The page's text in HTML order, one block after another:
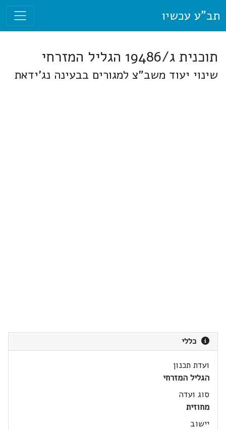
תב"ע עכשיו
תוכנית ג/19486 הגליל המזרחי
שינוי יעוד משב"צ למגורים בבעינה נג'ידאת
כללי
ועדת תכנון
הגליל המזרחי
סוג ועדה
מחוזית
יישוב